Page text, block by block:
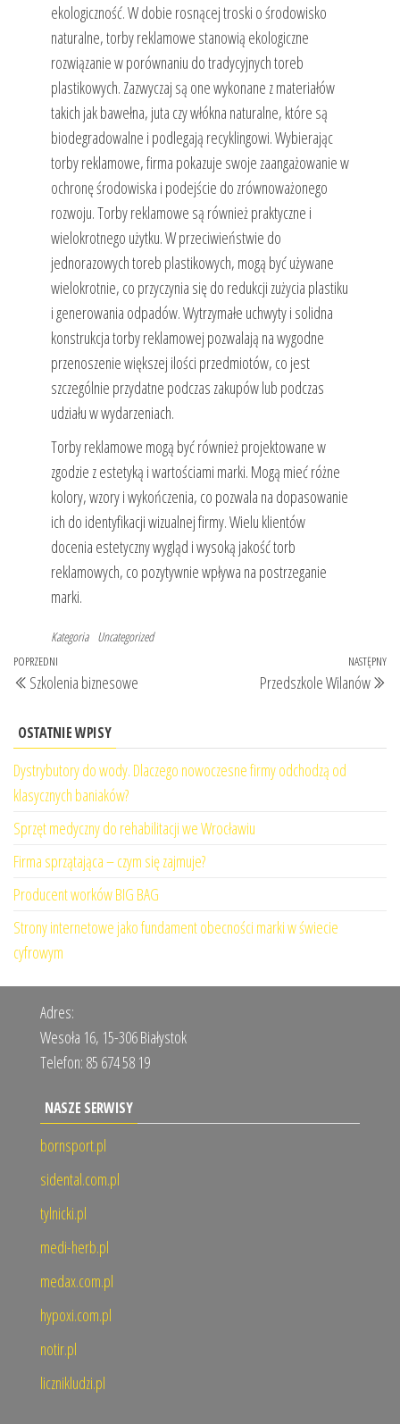
ekologiczność. W dobie rosnącej troski o środowisko
naturalne, torby reklamowe stanowią ekologiczne
rozwiązanie w porównaniu do tradycyjnych toreb
plastikowych. Zazwyczaj są one wykonane z materiałów
takich jak bawełna, juta czy włókna naturalne, które są
biodegradowalne i podlegają recyklingowi. Wybierając
torby reklamowe, firma pokazuje swoje zaangażowanie w
ochronę środowiska i podejście do zrównoważonego
rozwoju. Torby reklamowe są również praktyczne i
wielokrotnego użytku. W przeciwieństwie do
jednorazowych toreb plastikowych, mogą być używane
wielokrotnie, co przyczynia się do redukcji zużycia plastiku
i generowania odpadów. Wytrzymałe uchwyty i solidna
konstrukcja torby reklamowej pozwalają na wygodne
przenoszenie większej ilości przedmiotów, co jest
szczególnie przydatne podczas zakupów lub podczas
udziału w wydarzeniach.
Torby reklamowe mogą być również projektowane w
zgodzie z estetyką i wartościami marki. Mogą mieć różne
kolory, wzory i wykończenia, co pozwala na dopasowanie
ich do identyfikacji wizualnej firmy. Wielu klientów
docenia estetyczny wygląd i wysoką jakość torb
reklamowych, co pozytywnie wpływa na postrzeganie
marki.
Kategoria Uncategorized
Nawigacja
wpisu
Poprzedni
wpis
POPRZEDNI
Szkolenia biznesowe
NASTĘPNY
Przedszkole Wilanów
OSTATNIE WPISY
Dystrybutory do wody. Dlaczego nowoczesne firmy odchodzą od
klasycznych baniaków?
Sprzęt medyczny do rehabilitacji we Wrocławiu
Firma sprzątająca – czym się zajmuje?
Producent worków BIG BAG
Strony internetowe jako fundament obecności marki w świecie
cyfrowym
Adres:
Wesoła 16, 15-306 Białystok
Telefon: 85 674 58 19
NASZE SERWISY
bornsport.pl
sidental.com.pl
tylnicki.pl
medi-herb.pl
medax.com.pl
hypoxi.com.pl
notir.pl
licznikludzi.pl